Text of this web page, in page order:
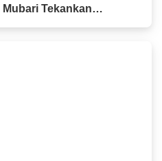
Tekankan
Ilmu hingga Aliyah